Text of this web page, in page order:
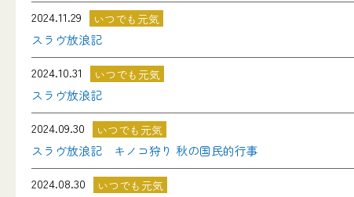
2024.11.29
いつでも元気
スラヴ放浪記
2024.10.31
いつでも元気
スラヴ放浪記
2024.09.30
いつでも元気
スラヴ放浪記 キノコ狩り 秋の国民的行事
2024.08.30
いつでも元気